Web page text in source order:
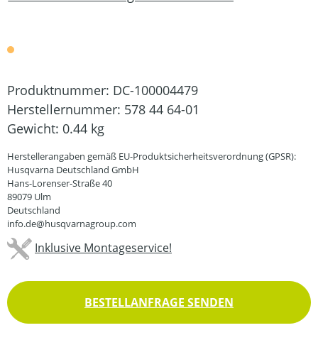
Produktnummer: DC-100004479
Herstellernummer: 578 44 64-01
Gewicht: 0.44 kg
Herstellerangaben gemäß EU-Produktsicherheitsverordnung (GPSR):
Husqvarna Deutschland GmbH
Hans-Lorenser-Straße 40
89079 Ulm
Deutschland
info.de@husqvarnagroup.com
Inklusive Montageservice!
BESTELLANFRAGE SENDEN